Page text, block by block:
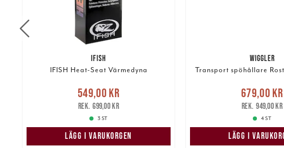
IFISH
IFISH Heat-Seat Värmedyna
Nuvarande pris
Tidigare pris
549,00 kr
699,00 kr
3 ST
LÄGG I VARUKORGEN
WIGGLER
Transport spöhållare
Nuvarande
Tidigare pris
679,00 kr
949,00 kr
4 ST
LÄGG I